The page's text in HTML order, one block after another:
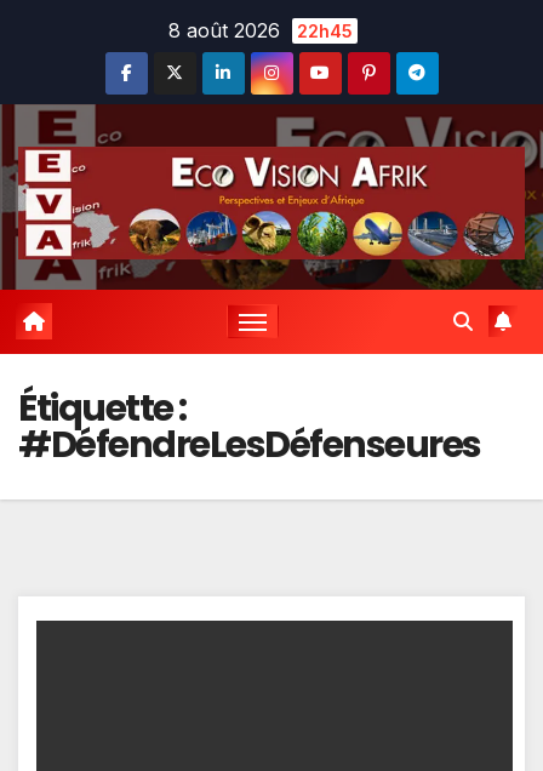
8 août 2026 22h45
Étiquette :
#DéfendreLesDéfenseures